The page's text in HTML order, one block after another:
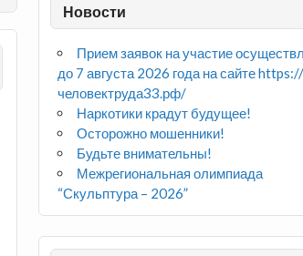
Новости
Прием заявок на участие
до 7 августа 2026 года на сайте https://
человектруда33.рф/
Наркотики крадут будущее!
Осторожно мошенники!
Будьте внимательны!
Межрегиональная олимпиада
“Скульптура – 2026”